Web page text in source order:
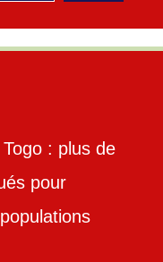
: plus de
pour